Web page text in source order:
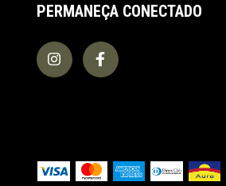
PERMANEÇA CONECTADO